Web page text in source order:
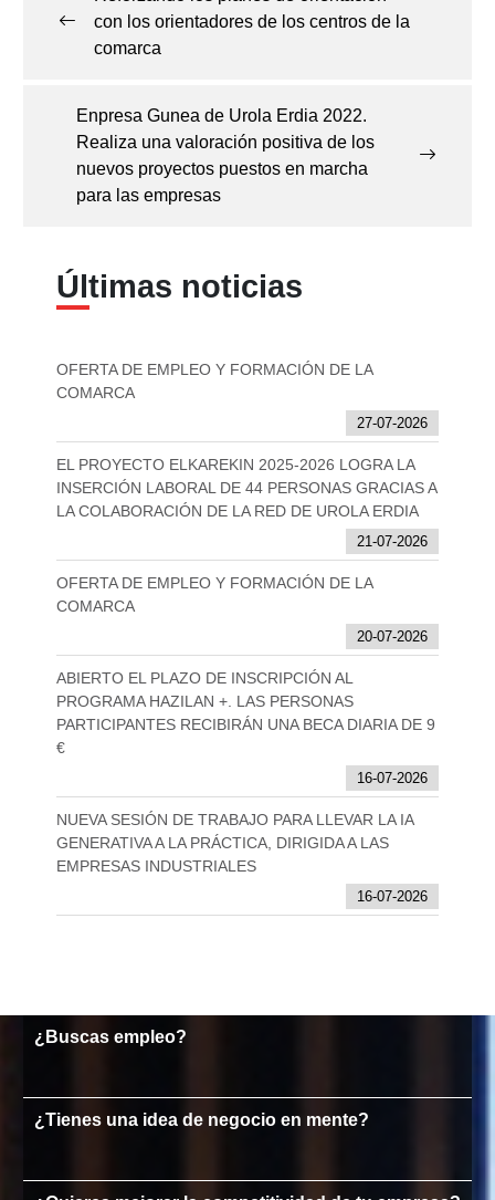
entradascon los orientadores de los centros de la
comarca
Enpresa Gunea de Urola Erdia 2022.
Realiza una valoración positiva de los
nuevos proyectos puestos en marcha
para las empresas
Últimas noticias
OFERTA DE EMPLEO Y FORMACIÓN DE LA
COMARCA
27-07-2026
EL PROYECTO ELKAREKIN 2025-2026 LOGRA LA
INSERCIÓN LABORAL DE 44 PERSONAS GRACIAS A
LA COLABORACIÓN DE LA RED DE UROLA ERDIA
21-07-2026
OFERTA DE EMPLEO Y FORMACIÓN DE LA
COMARCA
20-07-2026
ABIERTO EL PLAZO DE INSCRIPCIÓN AL
PROGRAMA HAZILAN +. LAS PERSONAS
PARTICIPANTES RECIBIRÁN UNA BECA DIARIA DE 9
€
16-07-2026
NUEVA SESIÓN DE TRABAJO PARA LLEVAR LA IA
GENERATIVA A LA PRÁCTICA, DIRIGIDA A LAS
EMPRESAS INDUSTRIALES
16-07-2026
¿Buscas empleo?
¿Tienes una idea de negocio en mente?